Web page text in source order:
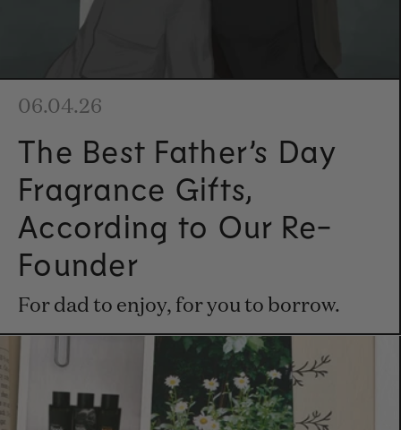
06.04.26
The Best Father’s Day
Fragrance Gifts,
According to Our Re-
Founder
For dad to enjoy, for you to borrow.